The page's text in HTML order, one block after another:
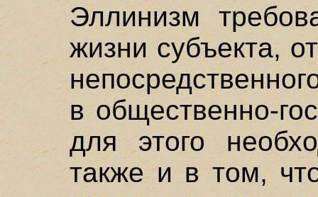
Эллинизм
жизни субъекта,
в общественно-
для этого
также и в том,